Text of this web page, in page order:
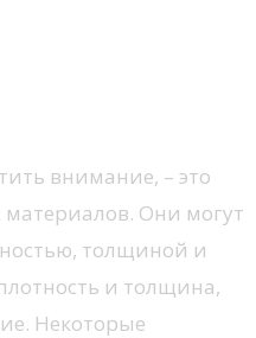
внимание, – это
материалов. Они могут
толщиной и
и толщина,
Некоторые